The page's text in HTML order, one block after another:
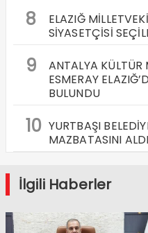
8
ELAZIĞ
SİYASETÇİSİ
9
ANTALYA
ESMERAY
BULUNDU
10 YURTBAŞI
MAZBATASINI ALDI
İlgili Haberler